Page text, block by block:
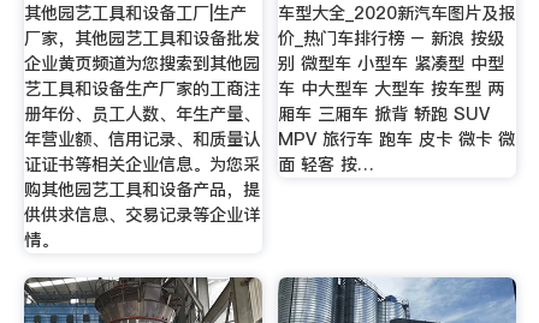
其他园艺工具和设备工厂|生产
厂家，其他园艺工具和设备批发
企业黄页频道为您搜索到其他园
艺工具和设备生产厂家的工商注
册年份、员工人数、年生产量、
年营业额、信用记录、和质量认
证证书等相关企业信息。为您采
购其他园艺工具和设备产品，提
供供求信息、交易记录等企业详
情。
车型大全_2020新汽车图片及报
价_热门车排行榜 – 新浪 按级
别 微型车 小型车 紧凑型 中型
车 中大型车 大型车 按车型 两
厢车 三厢车 掀背 轿跑 SUV
MPV 旅行车 跑车 皮卡 微卡 微
面 轻客 按…